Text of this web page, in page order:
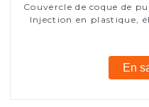
Couvercle de coque de
Injection en plastique,
En